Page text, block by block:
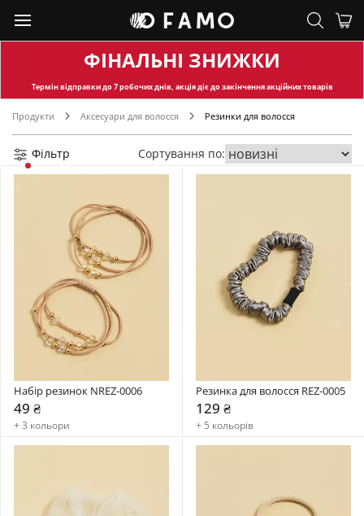
ФІНАЛЬНІ ЗНИЖКИ
Термін відправкидо 7 робочих днів, акція діє до закінчення акційних товарів
Продукти Аксесуари для волосся Резинки для волосся
Фільтр Сортування по:
Набір резинок NREZ-0006
49 ₴
+ 3 кольори
Резинка для волосся REZ-0005
129 ₴
+ 5 кольорів